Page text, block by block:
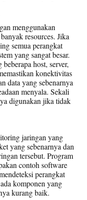
menggunakan
resources. Jika
semua perangkat
yang sangat besar.
host, server,
konektivitas
data yang sebenarnya
menyala. Sekali
digunakan jika tidak
jaringan yang
yang sebenarnya dan
tersebut. Program
contoh software
perangkat
komponen yang
kurang baik.